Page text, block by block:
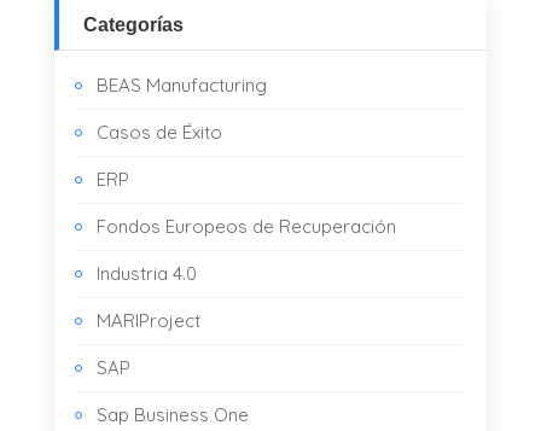
Categorías
BEAS Manufacturing
Casos de Éxito
ERP
Fondos Europeos de Recuperación
Industria 4.0
MARIProject
SAP
Sap Business One